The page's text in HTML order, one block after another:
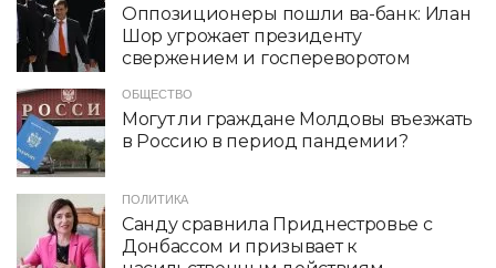
Оппозиционеры пошли ва-банк: Илан
Шор угрожает президенту
свержением и госпереворотом
ОБЩЕСТВО
Могут ли граждане Молдовы въезжать
в Россию в период пандемии?
ПОЛИТИКА
Санду сравнила Приднестровье с
Донбассом и призывает к